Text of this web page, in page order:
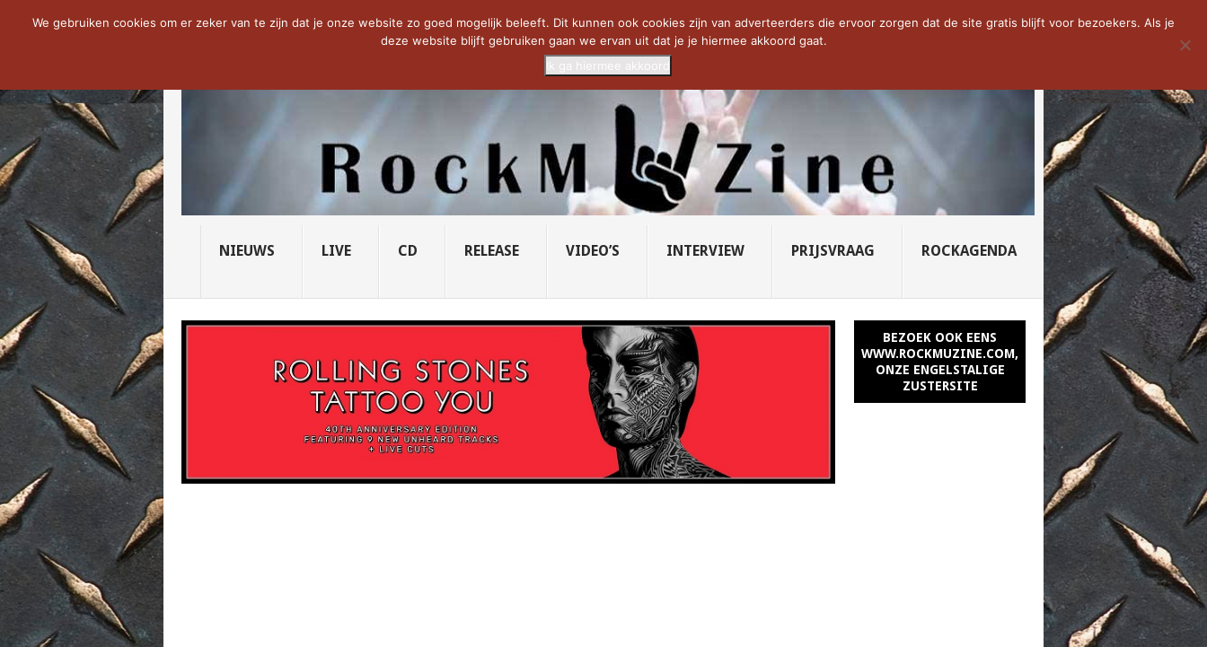
NOW TRENDING: THE VICIOUS HEAD SOCIETY... PRIDE OF LIONS – U... SAVATAGE KOMT TERUG IN 0... CD VAN DE WEEK: SLEEPING...
NIEUWS LIVE CD RELEASE VIDEO’S INTERVIEW PRIJSVRAAG ROCKAGENDA
BEZOEK OOK EENS
WWW.ROCKMUZINE.COM,
ONZE ENGELSTALIGE
ZUSTERSITE
We gebruiken cookies om er zeker van te zijn dat je onze website zo goed mogelijk beleeft. Dit kunnen ook cookies zijn van adverteerders die ervoor zorgen dat de site gratis blijft voor bezoekers. Als je
deze website blijft gebruiken gaan we ervan uit dat je je hiermee akkoord gaat.
Ik ga hiermee akkoord